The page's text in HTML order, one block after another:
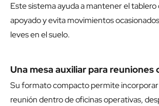
Este sistema ayuda a mantener el
apoyado y evita movimientos
leves en el suelo.
Una mesa auxiliar para reuniones
Su formato compacto permite incorporar
reunión dentro de oficinas operativas,